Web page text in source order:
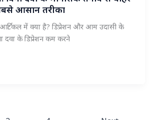
आसान तरीका
में क्या है? डिप्रेशन और आम उदासी के
दवा के डिप्रेशन कम करने